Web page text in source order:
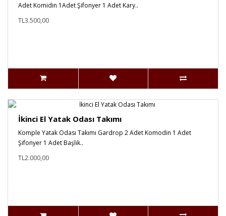
Adet Komidin 1Adet Şifonyer 1 Adet Kary..
TL3.500,00
İkinci El Yatak Odası Takımı
Komple Yatak Odası Takımı Gardrop 2 Adet Komodin 1 Adet
Şifonyer 1 Adet Başlık..
TL2.000,00